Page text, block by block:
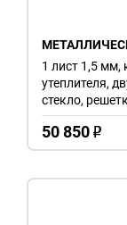
50 850 o
1 лист 1,5 мм,
утеплителя,
стекло,